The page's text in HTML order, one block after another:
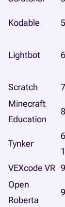
Kodable
Lightbot
Scratch
Minecraft
Education
Tynker
VEXcode VR
Open
Roberta